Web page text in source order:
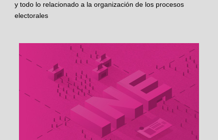
y todo lo relacionado a la organización de los procesos
electorales